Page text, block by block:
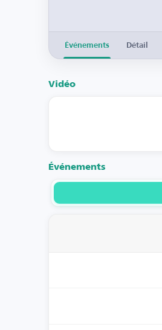
Événements Détail
Vidéo
Événements